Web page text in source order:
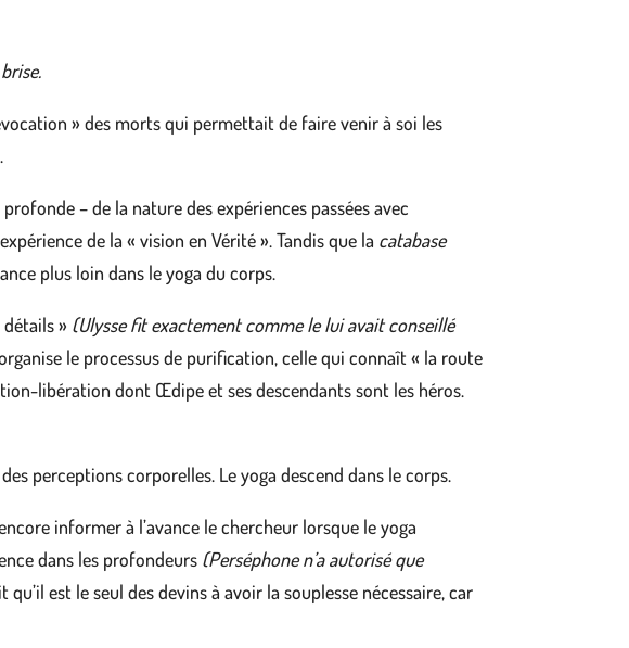
» des morts qui permettait de faire venir à soi les
– de la nature des expériences passées avec
de la « vision en Vérité ». Tandis que la catabase
plus loin dans le yoga du corps.
» (Ulysse fit exactement comme le lui avait conseillé
le processus de purification, celle qui connaît « la route
libération dont Œdipe et ses descendants sont les héros.
perceptions corporelles. Le yoga descend dans le corps.
informer à l’avance le chercheur lorsque le yoga
dans les profondeurs (Perséphone n’a autorisé que
est le seul des devins à avoir la souplesse nécessaire, car